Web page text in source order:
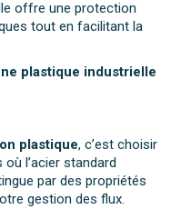
offre une protection
tout en facilitant la
plastique industrielle
plastique, c’est choisir
l’acier standard
par des propriétés
gestion des flux.